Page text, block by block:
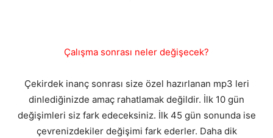
Çalışma sonrası neler değişecek?
Çekirdek inanç sonrası size özel hazırlanan mp3 leri
dinlediğinizde amaç rahatlamak değildir. İlk 10 gün
değişimleri siz fark edeceksiniz. İlk 45 gün sonunda ise
çevrenizdekiler değişimi fark ederler. Daha dik